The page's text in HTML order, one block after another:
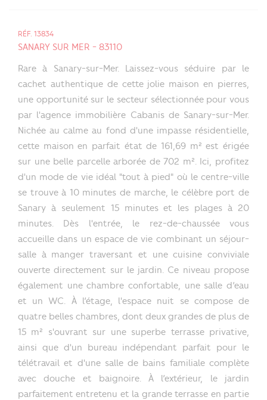
RÉF. 13834
SANARY SUR MER - 83110
Rare à Sanary-sur-Mer. Laissez-vous séduire par le
cachet authentique de cette jolie maison en pierres,
une opportunité sur le secteur sélectionnée pour vous
par l'agence immobilière Cabanis de Sanary-sur-Mer.
Nichée au calme au fond d'une impasse résidentielle,
cette maison en parfait état de 161,69 m² est érigée
sur une belle parcelle arborée de 702 m². Ici, profitez
d'un mode de vie idéal "tout à pied" où le centre-ville
se trouve à 10 minutes de marche, le célèbre port de
Sanary à seulement 15 minutes et les plages à 20
minutes. Dès l'entrée, le rez-de-chaussée vous
accueille dans un espace de vie combinant un séjour-
salle à manger traversant et une cuisine conviviale
ouverte directement sur le jardin. Ce niveau propose
également une chambre confortable, une salle d’eau
et un WC. À l’étage, l'espace nuit se compose de
quatre belles chambres, dont deux grandes de plus de
15 m² s'ouvrant sur une superbe terrasse privative,
ainsi que d'un bureau indépendant parfait pour le
télétravail et d'une salle de bains familiale complète
avec douche et baignoire. À l’extérieur, le jardin
parfaitement entretenu et la grande terrasse en partie